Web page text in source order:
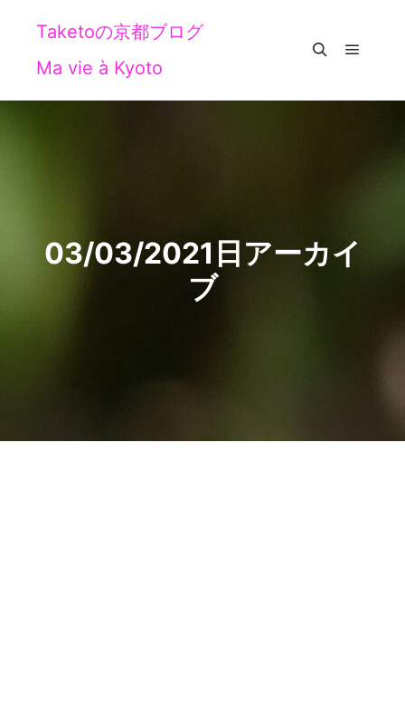
Taketoの京都ブログ
Ma vie à Kyoto
03/03/2021 日アーカイ
ブ